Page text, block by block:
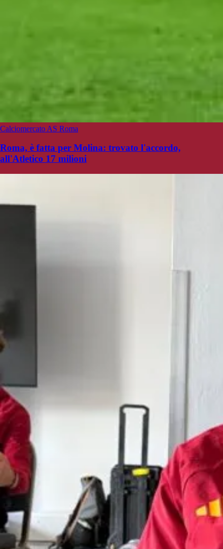
Calciomercato AS Roma
Roma, è fatta per Molina: trovato l'accordo,
all'Atletico 17 milioni